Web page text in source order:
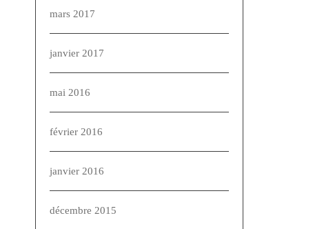
mars 2017
janvier 2017
mai 2016
février 2016
janvier 2016
décembre 2015